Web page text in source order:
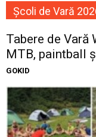
Școli de Vară
Tabere de Vară
MTB, paintball
GOKID